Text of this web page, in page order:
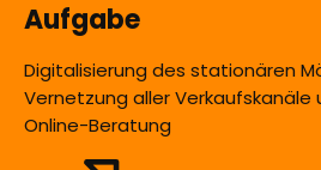
Aufgabe
Digitalisierung des stationären
Vernetzung aller Verkaufskanäle
Online-Beratung